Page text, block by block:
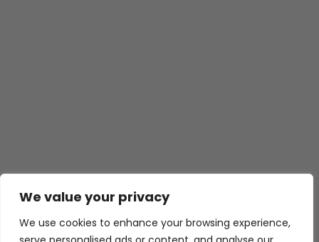
We value your privacy
We use cookies to enhance your browsing experience,
© 2026 ISL TECHS